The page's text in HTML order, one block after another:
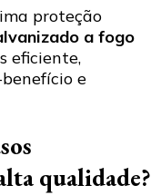
proteção
a fogo
eficiente,
e
qualidade?